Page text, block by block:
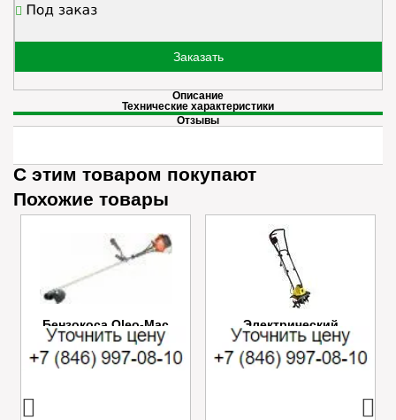
Заказать
Описание
Технические характеристики
Отзывы
С этим товаром покупают
Похожие товары
Бензокоса Oleo-Mac
SPARTA 25
Электрический
культиватор Champion
EC750